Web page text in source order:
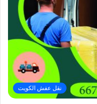
نقل عفش الكويت